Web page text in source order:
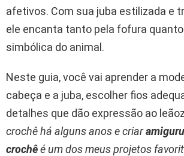
afetivos. Com sua juba estilizada e
ele encanta tanto pela fofura
simbólica do animal.
Neste guia, você vai aprender a
cabeça e a juba, escolher fios
detalhes que dão expressão ao
crochê há alguns anos e criar
crochêé um dos meus projetos